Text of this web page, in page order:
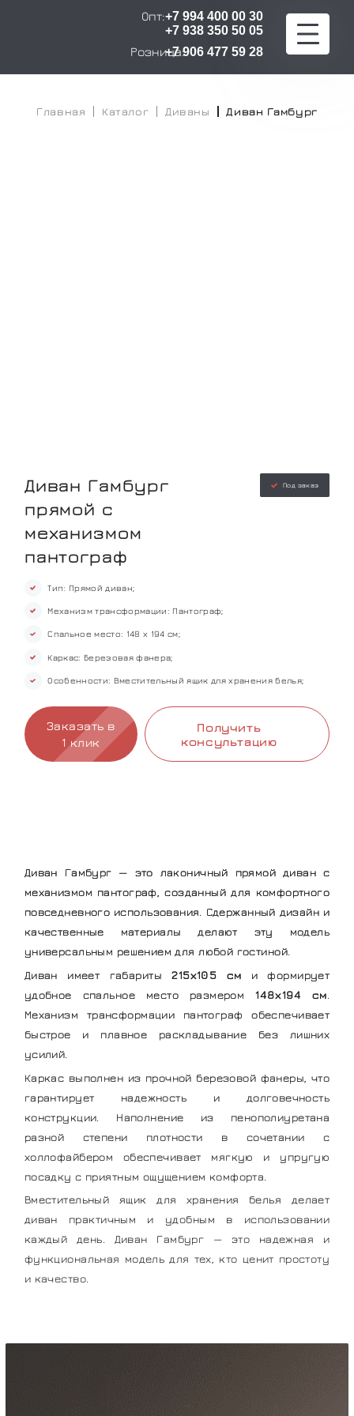
Опт:+7 994 400 00 30
+7 938 350 50 05
Розница:+7 906 477 59 28
Главная Каталог Диваны Диван Гамбург
Под заказ
Диван Гамбург
прямой с
механизмом
пантограф
Тип: Прямой диван;
Механизм трансформации: Пантограф;
Спальное место: 148 х 194 см;
Каркас: Березовая фанера;
Особенности: Вместительный ящик для хранения белья;
Заказать в
1 клик
Получить
консультацию
Диван Гамбург — это лаконичный прямой диван с
механизмом пантограф, созданный для комфортного
повседневного использования. Сдержанный дизайн и
качественные материалы делают эту модель
универсальным решением для любой гостиной.
Диван имеет габариты215х105 см и формирует
удобное спальное место размером148х194 см
Механизм трансформации пантограф обеспечивает
быстрое и плавное раскладывание без лишних
усилий.
Каркас выполнен из прочной березовой фанеры, что
гарантирует надежность и долговечность
конструкции. Наполнение из пенополиуретана
разной степени плотности в сочетании с
холлофайбером обеспечивает мягкую и упругую
посадку с приятным ощущением комфорта.
Вместительный ящик для хранения белья делает
диван практичным и удобным в использовании
каждый день. Диван Гамбург — это надежная и
функциональная модель для тех, кто ценит простоту
и качество.